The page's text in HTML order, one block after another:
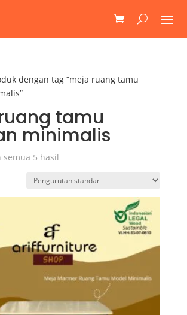
dengan tag “meja ruang tamu
tamu
minimalis
5 hasil